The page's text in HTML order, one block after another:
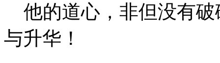
他的道心，非但没有破
与升华！